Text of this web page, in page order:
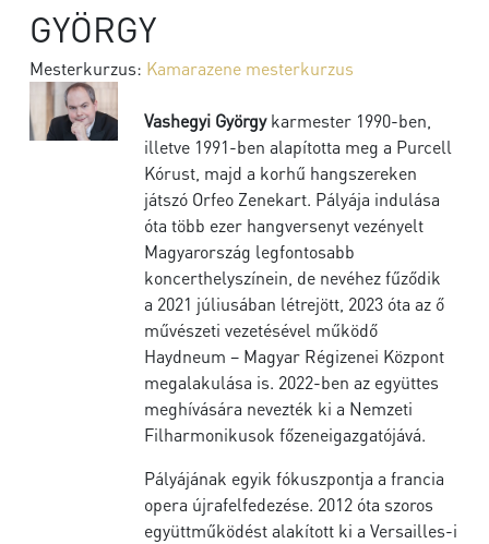
GYÖRGY
Mesterkurzus: Kamarazene mesterkurzus
Vashegyi Györgykarmester 1990-ben,
illetve 1991-ben alapította meg a Purcell
Kórust, majd a korhű hangszereken
játszó Orfeo Zenekart. Pályája indulása
óta több ezer hangversenyt vezényelt
Magyarország legfontosabb
koncerthelyszínein, de nevéhez fűződik
a 2021 júliusában létrejött, 2023 óta az ő
művészeti vezetésével működő
Haydneum – Magyar Régizenei Központ
megalakulása is. 2022-ben az együttes
meghívására nevezték ki a Nemzeti
Filharmonikusok főzeneigazgatójává.
Pályájának egyik fókuszpontja a francia
opera újrafelfedezése. 2012 óta szoros
együttműködést alakított ki a Versailles-i